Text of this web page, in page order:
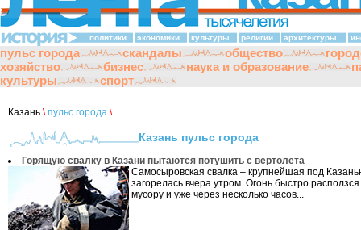
политики экономики культуры религии архитектуры
пульс города скандалы общество
хозяйство
бизнес наука и образование
культуры
спорт
Казань \ пульс города \
Казань пульс города
Горящую свалку в Казани пытаются потушить с вертолёта
Самосыровская свалка – крупнейшая под
загорелась вчера утром. Огонь быстро
мусору и уже через несколько часов...